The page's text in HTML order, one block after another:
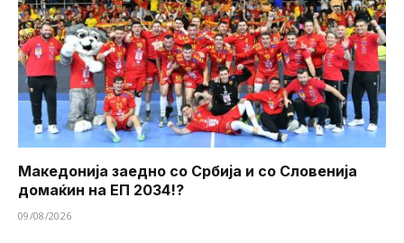
Македонија заедно со Србија и со Словенија
домаќин на ЕП 2034!?
09/08/2026